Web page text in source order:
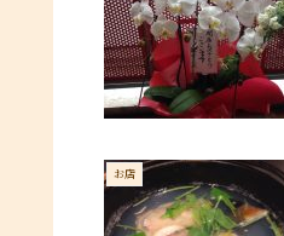
お店